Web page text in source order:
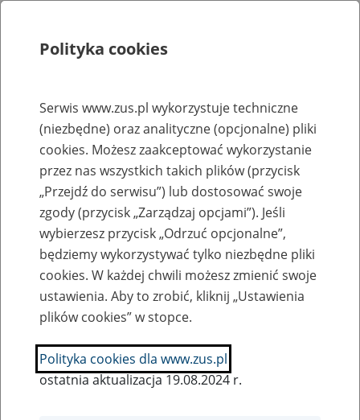
Rejestry, ewidencje i archiwa
Baza zlikwidowanych lub
przekształconych zakładów pracy
Nazwa zakładu pracy:
SZUKAJ
Polityka cookies
Serwis www.zus.pl wykorzystuje techniczne
(niezbędne) oraz analityczne (opcjonalne) pliki
cookies. Możesz zaakceptować wykorzystanie
przez nas wszystkich takich plików (przycisk
„Przejdź do serwisu”) lub dostosować swoje
zgody (przycisk „Zarządzaj opcjami”). Jeśli
wybierzesz przycisk „Odrzuć opcjonalne”,
będziemy wykorzystywać tylko niezbędne pliki
cookies. W każdej chwili możesz zmienić swoje
ustawienia. Aby to zrobić, kliknij „Ustawienia
plików cookies” w stopce.
Polityka cookies dla www.zus.pl
ostatnia aktualizacja 19.08.2024 r.